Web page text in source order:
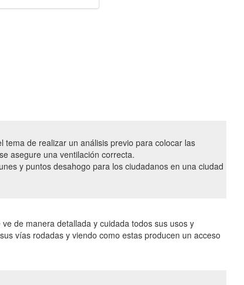
de realizar un análisis previo para colocar las
asegure una ventilación correcta.
y puntos desahogo para los ciudadanos en una ciudad
de manera detallada y cuidada todos sus usos y
vías rodadas y viendo como estas producen un acceso